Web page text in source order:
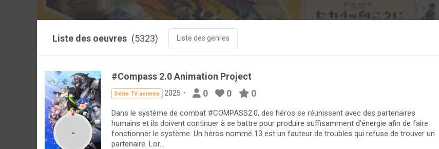
Liste des oeuvres (5323) Liste des genres
-
#Compass 2.0 Animation Project
Série TV animée 2025 0 0 0
Dans le système de combat #COMPASS2.0, des héros se réunissent avec des partenaires
humains et ils doivent continuer à se battre pour produire suffisamment d'énergie afin de faire
fonctionner le système. Un héros nommé 13 est un fauteur de troubles qui refuse de trouver un
partenaire. Lor...